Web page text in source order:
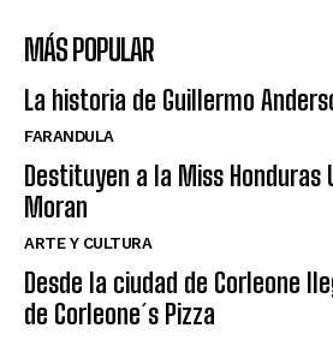
MÁS POPULAR
La historia de Guillermo
FARANDULA
Destituyen a la Miss Honduras
Moran
ARTE Y CULTURA
Desde la ciudad de Corleone
de Corleone´s Pizza